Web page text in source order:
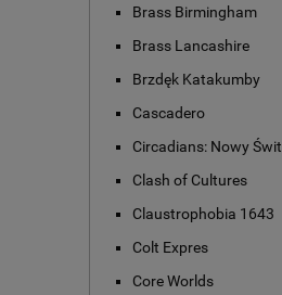
Brass Birmingham
Brass Lancashire
Brzdęk Katakumby
Cascadero
Circadians: Nowy Świt
Clash of Cultures
Claustrophobia 1643
Colt Expres
Core Worlds